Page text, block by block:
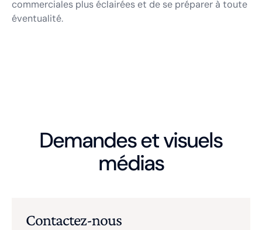
commerciales plus éclairées et de se préparer à toute
éventualité.
Demandes et visuels
médias
Contactez-nous